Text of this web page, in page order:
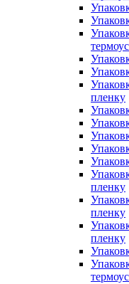
пленку
пленку
пленку
пленку